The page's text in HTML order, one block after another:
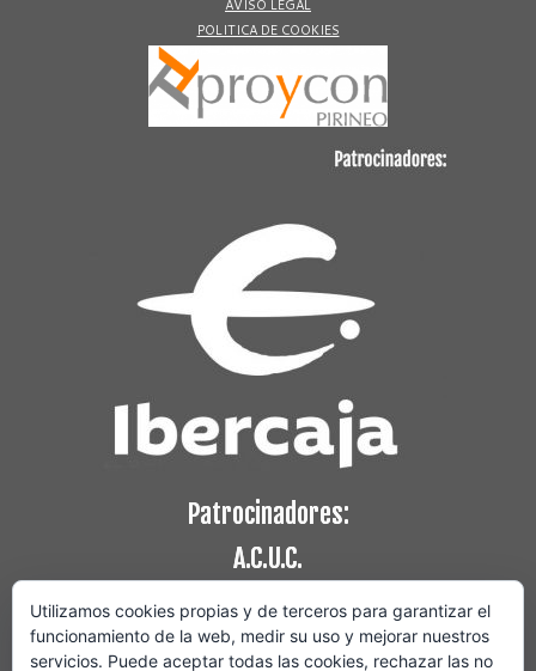
AVISO LEGAL
POLITICA DE COOKIES
Patrocinadores:
A.C.U.C.
Utilizamos cookies propias y de terceros para garantizar el
funcionamiento de la web, medir su uso y mejorar nuestros
servicios. Puede aceptar todas las cookies, rechazar las no